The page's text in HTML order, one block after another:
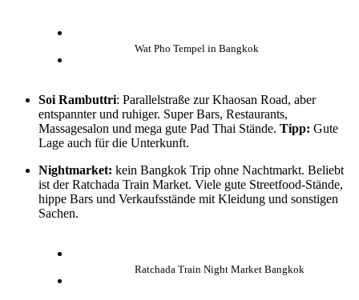
Wat Pho Tempel in Bangkok
Soi Rambuttri: Parallelstraße zur Khaosan Road, aber
entspannter und ruhiger. Super Bars, Restaurants,
Massagesalon und mega gute Pad Thai Stände. Tipp: Gute
Lage auch für die Unterkunft.
Nightmarket: kein Bangkok Trip ohne Nachtmarkt. Beliebt
ist der Ratchada Train Market. Viele gute Streetfood-Stände,
hippe Bars und Verkaufsstände mit Kleidung und sonstigen
Sachen.
Ratchada Train Night Market Bangkok